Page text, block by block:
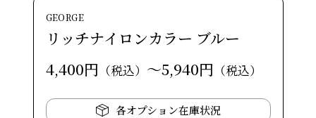
GEORGE
リッチナイロンカラー ブルー
4,400円 （税込） ～5,940円 （税込）
各オプション在庫状況